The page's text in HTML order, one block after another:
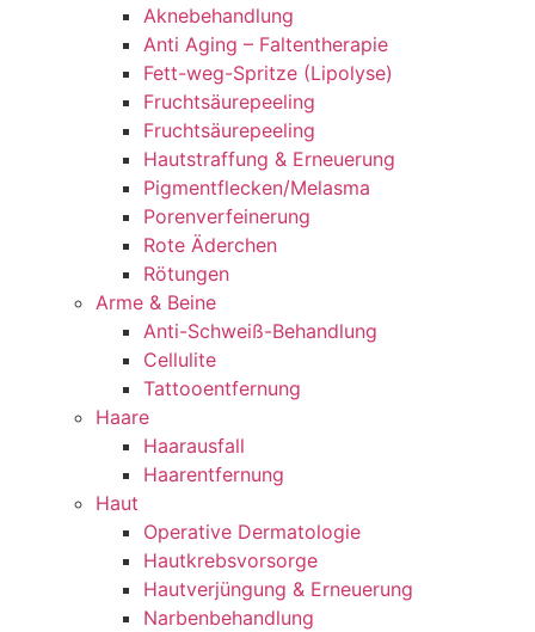
Aknebehandlung
Anti Aging – Faltentherapie
Fett-weg-Spritze (Lipolyse)
Fruchtsäurepeeling
Fruchtsäurepeeling
Hautstraffung & Erneuerung
Pigmentflecken/Melasma
Porenverfeinerung
Rote Äderchen
Rötungen
Arme & Beine
Anti-Schweiß-Behandlung
Cellulite
Tattooentfernung
Haare
Haarausfall
Haarentfernung
Haut
Operative Dermatologie
Hautkrebsvorsorge
Hautverjüngung & Erneuerung
Narbenbehandlung